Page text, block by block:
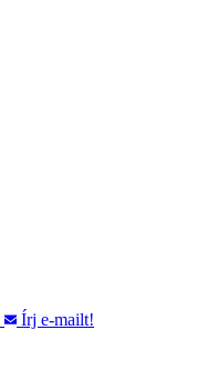
Írj e-mailt!